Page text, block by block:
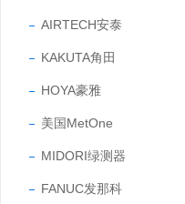
AIRTECH安泰
KAKUTA角田
HOYA豪雅
美国MetOne
MIDORI绿测器
FANUC发那科